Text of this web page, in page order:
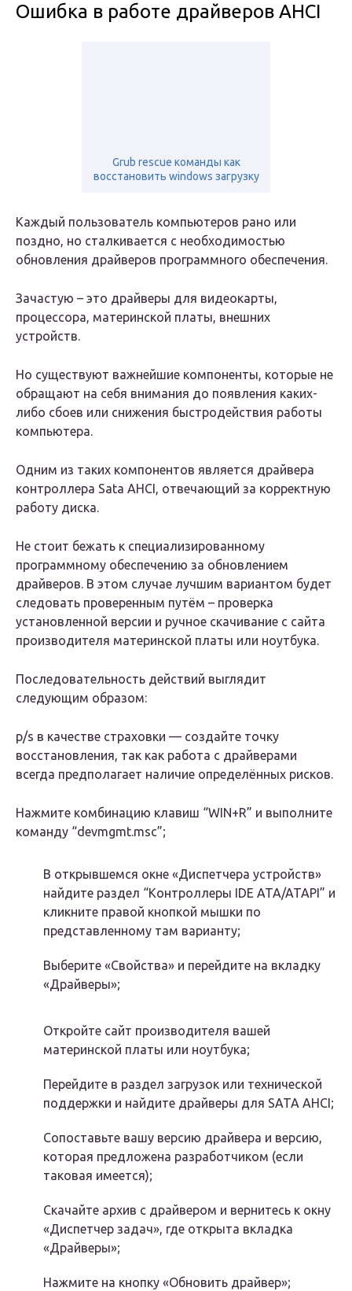
Ошибка в работе драйверов AHCI
Grub rescue команды как
восстановить windows загрузку
Каждый пользователь компьютеров рано или
поздно, но сталкивается с необходимостью
обновления драйверов программного обеспечения.
Зачастую – это драйверы для видеокарты,
процессора, материнской платы, внешних
устройств.
Но существуют важнейшие компоненты, которые не
обращают на себя внимания до появления каких-
либо сбоев или снижения быстродействия работы
компьютера.
Одним из таких компонентов является драйвера
контроллера Sata AHCI, отвечающий за корректную
работу диска.
Не стоит бежать к специализированному
программному обеспечению за обновлением
драйверов. В этом случае лучшим вариантом будет
следовать проверенным путём – проверка
установленной версии и ручное скачивание с сайта
производителя материнской платы или ноутбука.
Последовательность действий выглядит
следующим образом:
p/s в качестве страховки — создайте точку
восстановления, так как работа с драйверами
всегда предполагает наличие определённых рисков.
Нажмите комбинацию клавиш “WIN+R” и выполните
команду “devmgmt.msc”;
В открывшемся окне «Диспетчера устройств»
найдите раздел “Контроллеры IDE ATA/ATAPI” и
кликните правой кнопкой мышки по
представленному там варианту;
Выберите «Свойства» и перейдите на вкладку
«Драйверы»;
Откройте сайт производителя вашей
материнской платы или ноутбука;
Перейдите в раздел загрузок или технической
поддержки и найдите драйверы для SATA AHCI;
Сопоставьте вашу версию драйвера и версию,
которая предложена разработчиком (если
таковая имеется);
Скачайте архив с драйвером и вернитесь к окну
«Диспетчер задач», где открыта вкладка
«Драйверы»;
Нажмите на кнопку «Обновить драйвер»;